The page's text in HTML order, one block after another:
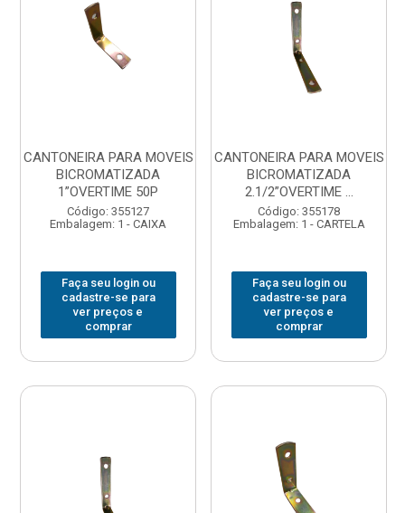
CANTONEIRA PARA MOVEIS
BICROMATIZADA
1”OVERTIME 50P
Código: 355127
Embalagem: 1 - CAIXA
Faça seu login ou
cadastre-se para
ver preços e
comprar
CANTONEIRA PARA MOVEIS
BICROMATIZADA
2.1/2”OVERTIME ...
Código: 355178
Embalagem: 1 - CARTELA
Faça seu login ou
cadastre-se para
ver preços e
comprar